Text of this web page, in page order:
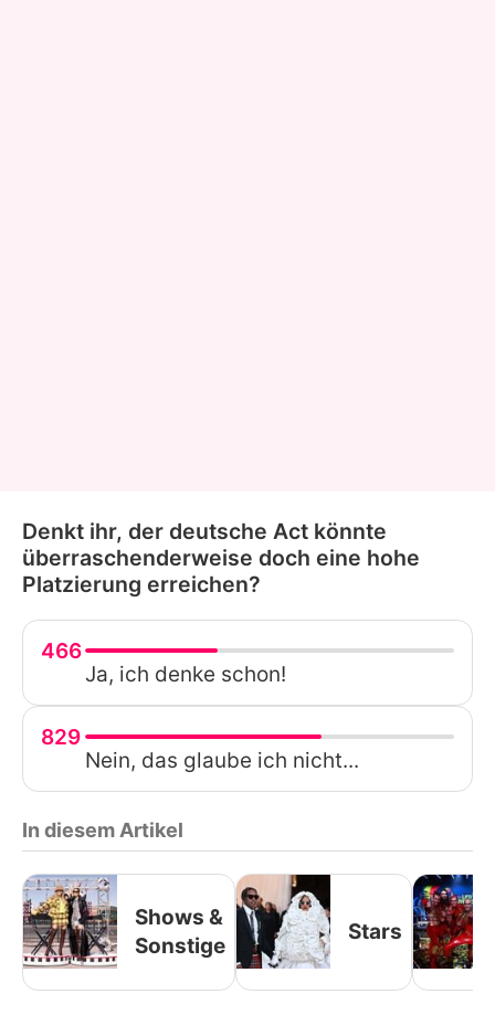
Denkt ihr, der deutsche Act könnte
überraschenderweise doch eine hohe
Platzierung erreichen?
466
Ja, ich denke schon!
829
Nein, das glaube ich nicht...
In diesem Artikel
Shows &
Sonstige
Stars